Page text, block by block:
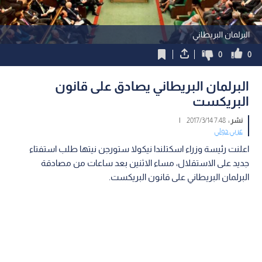
البرلمان البريطاني
0
0
البرلمان البريطاني يصادق على قانون
البريكست
نشر :7:48 2017/3/14
|
عربي دولي
اعلنت رئيسة وزراء اسكتلندا نيكولا ستورجن نيتها طلب استفتاء
جديد على الاستقلال، مساء الاثنين بعد ساعات من مصادقة
البرلمان البريطاني على قانون البريكست.